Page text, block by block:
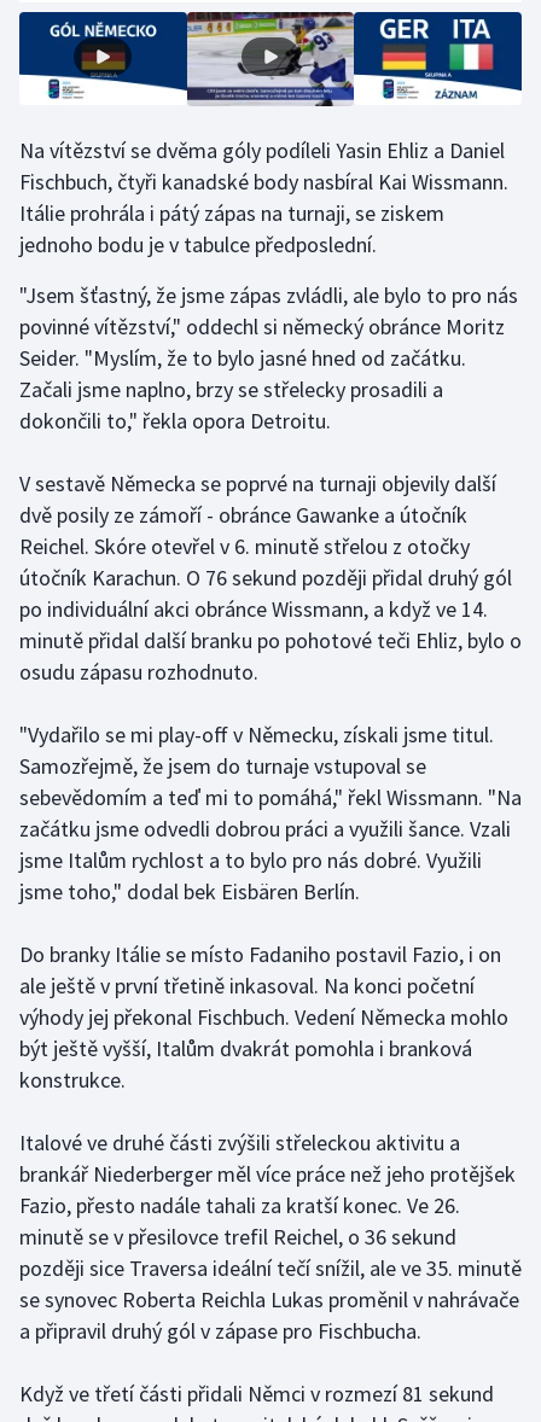
Judo
Krasobruslení
Lezení
Lyže a snowboard
Moderní pětiboj
Motorsport
Olympijské hry
Parasport
Plavání
Plážový volejbal
Ragby
Rychlobruslení
Rychlostní kanoistika
Short track
Sportovní střelba
Stolní tenis
Triatlon
Veslování
Vodní slalom
Volejbal
Ostatní
Na vítězství se dvěma góly podíleli Yasin Ehliz a Daniel
Fischbuch, čtyři kanadské body nasbíral Kai Wissmann.
Itálie prohrála i pátý zápas na turnaji, se ziskem
jednoho bodu je v tabulce předposlední.
"Jsem šťastný, že jsme zápas zvládli, ale bylo to pro nás
povinné vítězství," oddechl si německý obránce Moritz
Seider. "Myslím, že to bylo jasné hned od začátku.
Začali jsme naplno, brzy se střelecky prosadili a
dokončili to," řekla opora Detroitu.
V sestavě Německa se poprvé na turnaji objevily další
dvě posily ze zámoří - obránce Gawanke a útočník
Reichel. Skóre otevřel v 6. minutě střelou z otočky
útočník Karachun. O 76 sekund později přidal druhý gól
po individuální akci obránce Wissmann, a když ve 14.
minutě přidal další branku po pohotové teči Ehliz, bylo o
osudu zápasu rozhodnuto.
"Vydařilo se mi play-off v Německu, získali jsme titul.
Samozřejmě, že jsem do turnaje vstupoval se
sebevědomím a teď mi to pomáhá," řekl Wissmann. "Na
začátku jsme odvedli dobrou práci a využili šance. Vzali
jsme Italům rychlost a to bylo pro nás dobré. Využili
jsme toho," dodal bek Eisbären Berlín.
Do branky Itálie se místo Fadaniho postavil Fazio, i on
ale ještě v první třetině inkasoval. Na konci početní
výhody jej překonal Fischbuch. Vedení Německa mohlo
být ještě vyšší, Italům dvakrát pomohla i branková
konstrukce.
Italové ve druhé části zvýšili střeleckou aktivitu a
brankář Niederberger měl více práce než jeho protějšek
Fazio, přesto nadále tahali za kratší konec. Ve 26.
minutě se v přesilovce trefil Reichel, o 36 sekund
později sice Traversa ideální tečí snížil, ale ve 35. minutě
se synovec Roberta Reichla Lukas proměnil v nahrávače
a připravil druhý gól v zápase pro Fischbucha.
Když ve třetí části přidali Němci v rozmezí 81 sekund